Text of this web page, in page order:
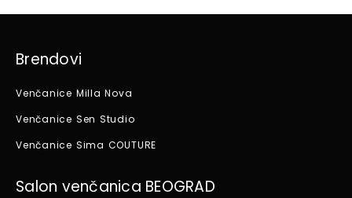
Brendovi
Venčanice Milla Nova
Venčanice Sen Studio
Venčanice Sima COUTURE
Salon venčanica BEOGRAD